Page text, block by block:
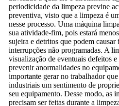
periodicidade da limpeza previne
preventiva, visto que a limpeza é
nesse processo. Uma máquina
sua atividade-fim, pois estará
sujeira e detritos que podem causar
interrupções não programadas. A
visualização de eventuais defeitos
prevenir anormalidades no
importante gerar no trabalhador
industriais um sentimento de
seu equipamento. Desse modo, as
precisam ser feitas durante a